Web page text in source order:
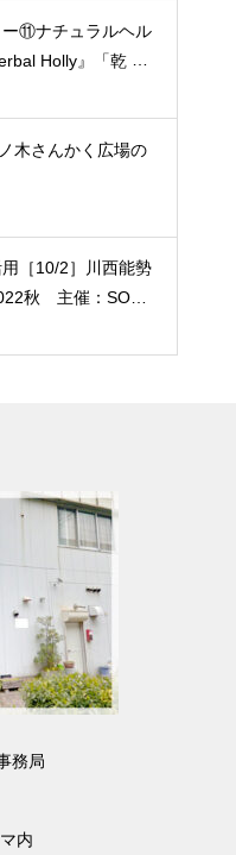
ー⑪ナチュラルヘル
Holly』「乾 雅
み）さん」
木さんかく広場の
［10/2］川西能勢
秋 主催：SONH
務局
内